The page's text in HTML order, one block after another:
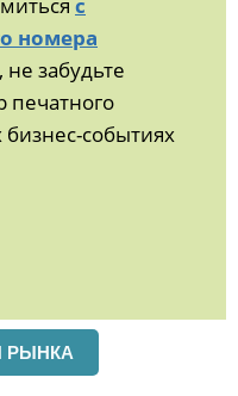
номера
забудьте
печатного
событиях
РЫНКА